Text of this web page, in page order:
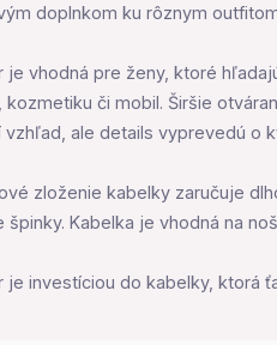
doplnkom ku rôznym
je vhodná pre ženy, ktoré
kozmetiku či mobil. Širšie
vzhľad, ale details vyprevedú o
zloženie kabelky zaručuje
špinky. Kabelka je vhodná na
je investíciou do kabelky, ktorá